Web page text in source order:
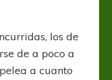
los de
de a poco a
a cuanto